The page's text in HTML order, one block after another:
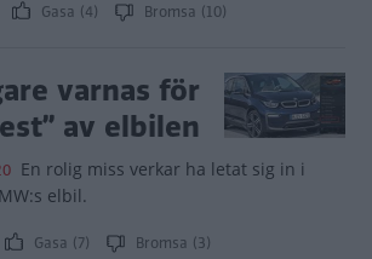
Gasa (4) Bromsa (10)
varnas för
av elbilen
En rolig miss verkar ha letat sig in i
elbil.
Gasa (7) Bromsa (3)